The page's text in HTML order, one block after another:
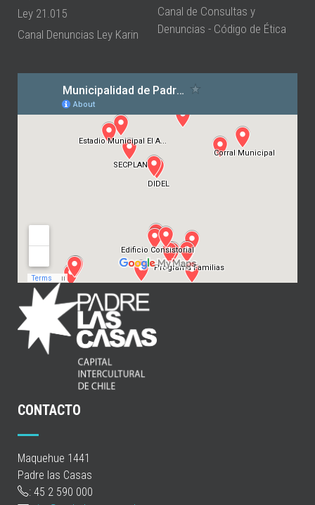
Ley 21.015
Canal Denuncias Ley Karin
Canal de Consultas y
Denuncias - Código de Ética
CONTACTO
Maquehue 1441
Padre las Casas
: 45 2 590 000